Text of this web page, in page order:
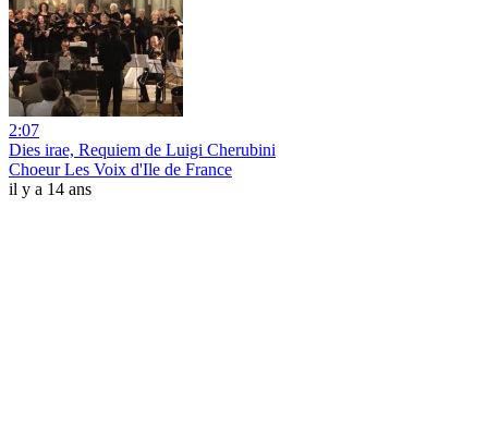
2:07
Dies irae, Requiem de Luigi Cherubini
Choeur Les Voix d'Ile de France
il y a 14 ans